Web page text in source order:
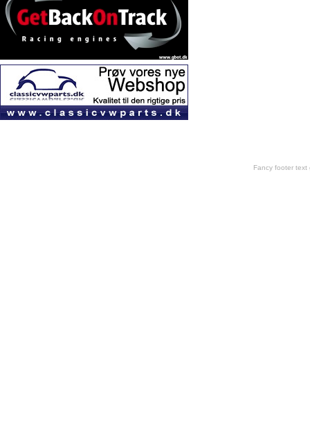
Fancy footer